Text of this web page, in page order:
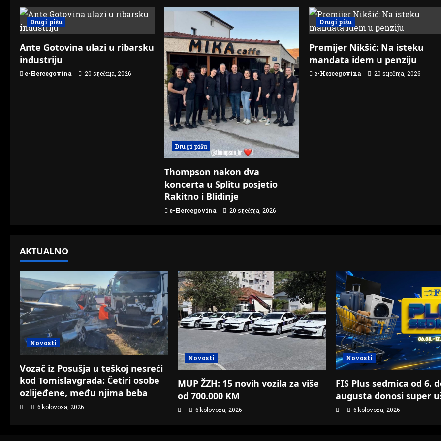
v
i
g
Drugi pišu
Ante Gotovina ulazi u ribarsku
industriju
e-Hercegovina 20 siječnja, 2026
Drugi pišu
Thompson nakon dva
koncerta u Splitu posjetio
Rakitno i Blidinje
e-Hercegovina 20 siječnja, 2026
Drugi pišu
Premijer Nikšić: Na isteku
mandata idem u penziju
e-Hercegovina 20 siječnja, 2026
AKTUALNO
Novosti
Vozač iz Posušja u teškoj nesreći
kod Tomislavgrada: Četiri osobe
ozlijeđene, među njima beba
6 kolovoza, 2026
Novosti
MUP ŽZH: 15 novih vozila za više
od 700.000 KM
6 kolovoza, 2026
Novosti
FIS Plus sedmica od 6.
augusta donosi super
6 kolovoza, 2026